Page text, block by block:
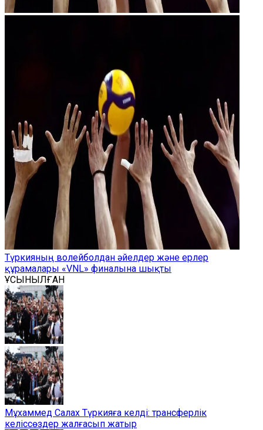
Түркияның волейболдан әйелдер және ерлер
құрамалары «VNL» финалына шықты
ҰСЫНЫЛҒАН
Мұхаммед Салах Түркияға келді: трансферлік
келіссөздер жалғасып жатыр